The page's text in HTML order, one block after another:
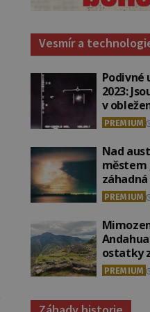
Vesmír a
Podivné
2023:
v
PREMIUM
Nad
městem
PREMIUM
ostatky
stvoření
lebkou?
PREMIUM